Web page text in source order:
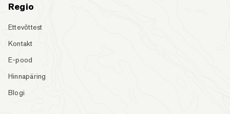
Regio
Ettevõttest
Kontakt
E-pood
Hinnapäring
Blogi